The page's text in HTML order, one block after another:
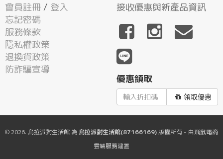
會員註冊 / 登入
忘記密碼
服務條款
隱私權政策
退換貨政策
防詐騙宣導
接收優惠與新產品資訊
優惠領取
領取優惠
© 2026. 烏拉派對生活館 為 烏拉派對生活館(87166169)版權所有 - 由飛鼠電商
雲端服務建置